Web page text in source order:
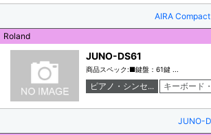
AIRA
Roland
JUNO-DS61
商品スペック:■鍵盤：61鍵 ...
ピアノ・シンセ... キーボード
JUNO-